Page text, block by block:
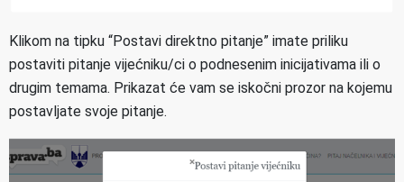
Klikom na tipku “Postavi direktno pitanje” imate priliku
postaviti pitanje vijećniku/ci o podnesenim inicijativama ili o
drugim temama. Prikazat će vam se iskočni prozor na kojemu
postavljate svoje pitanje.